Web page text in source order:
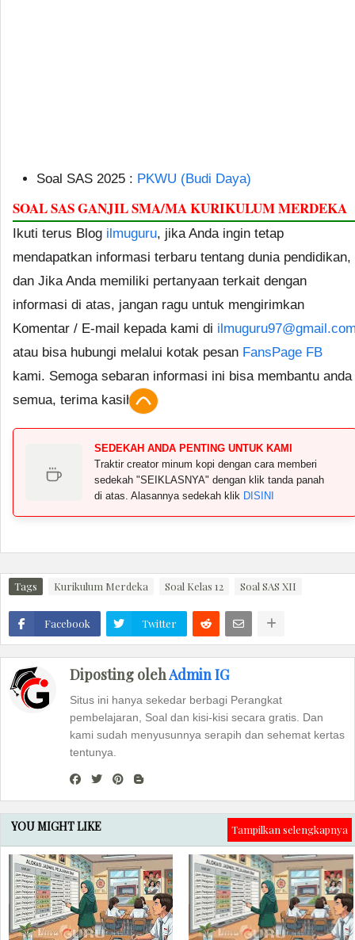
Soal SAS 2025 : PKWU (Budi Daya)
SOAL SAS GANJIL SMA/MA KURIKULUM MERDEKA
Ikuti terus Blog ilmuguru, jika Anda ingin tetap
mendapatkan informasi terbaru tentang dunia pendidikan,
dan Jika Anda memiliki pertanyaan terkait dengan
informasi di atas, jangan ragu untuk mengirimkan
Komentar / E-mail kepada kami di
atau bisa hubungi melalui kotak pesan FansPage FB
kami. Semoga sebaran informasi ini bisa membantu anda
semua, terima kasih.
SEDEKAH ANDA PENTING UNTUK KAMI
Traktir creator minum kopi dengan cara memberi
sedekah "SEIKLASNYA" dengan klik tanda panah
di atas. Alasannya sedekah klik DISINI
Tags Kurikulum Merdeka Soal Kelas 12 Soal SAS XII
Facebook Twitter
Diposting olehAdmin IG
Situs ini hanya sekedar berbagi Perangkat
pembelajaran, Soal dan kisi-kisi secara gratis. Dan
kami sudah menyusunnya serapih dan sehemat kertas
tentunya.
YOU MIGHT LIKE Tampilkan selengkapnya